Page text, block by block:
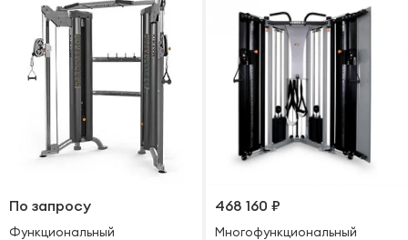
По запросу
Функциональный
468 160 ₽
Многофункциональный